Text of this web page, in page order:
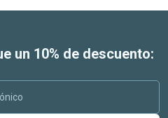
un 10% de descuento: